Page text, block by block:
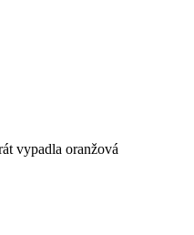
vypadla oranžová